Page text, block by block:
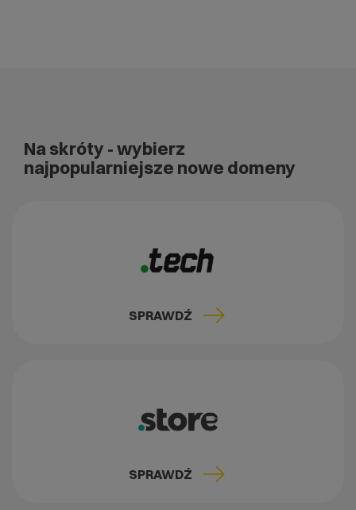
Na skróty - wybierz
najpopularniejsze nowe domeny
SPRAWDŹ
SPRAWDŹ